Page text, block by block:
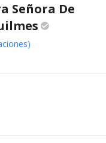
Señora De